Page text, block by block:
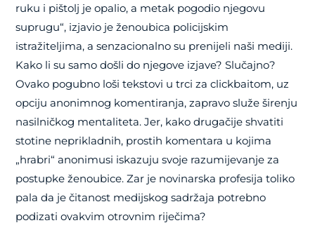
ruku i pištolj je opalio, a metak pogodio njegovu
suprugu“, izjavio je ženoubica policijskim
istražiteljima, a senzacionalno su prenijeli naši mediji.
Kako li su samo došli do njegove izjave? Slučajno?
Ovako pogubno loši tekstovi u trci za clickbaitom, uz
opciju anonimnog komentiranja, zapravo služe širenju
nasilničkog mentaliteta. Jer, kako drugačije shvatiti
stotine neprikladnih, prostih komentara u kojima
„hrabri“ anonimusi iskazuju svoje razumijevanje za
postupke ženoubice. Zar je novinarska profesija toliko
pala da je čitanost medijskog sadržaja potrebno
podizati ovakvim otrovnim riječima?